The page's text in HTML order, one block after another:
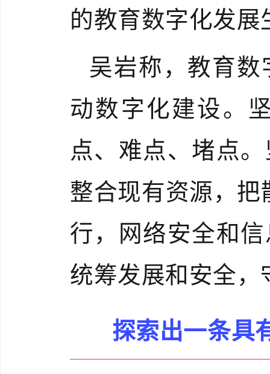
的教育数字化发展
吴岩称，教育
动数字化建设。
点、难点、堵点
整合现有资源，把
行，网络安全和
统筹发展和安全
探索出一条具